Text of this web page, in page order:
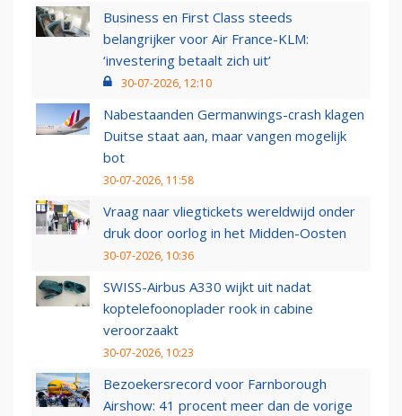
Business en First Class steeds
belangrijker voor Air France-KLM:
‘investering betaalt zich uit’
30-07-2026, 12:10
Nabestaanden Germanwings-crash klagen
Duitse staat aan, maar vangen mogelijk
bot
30-07-2026, 11:58
Vraag naar vliegtickets wereldwijd onder
druk door oorlog in het Midden-Oosten
30-07-2026, 10:36
SWISS-Airbus A330 wijkt uit nadat
koptelefoonoplader rook in cabine
veroorzaakt
30-07-2026, 10:23
Bezoekersrecord voor Farnborough
Airshow: 41 procent meer dan de vorige